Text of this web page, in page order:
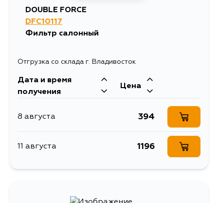
17 августа
28 августа 519
DOUBLE FORCE
DFC10117
Фильтр салонный
Отгрузка со склада г. Владивосток
Дата и время
получения
Цена
8 августа 394
11 августа 1196